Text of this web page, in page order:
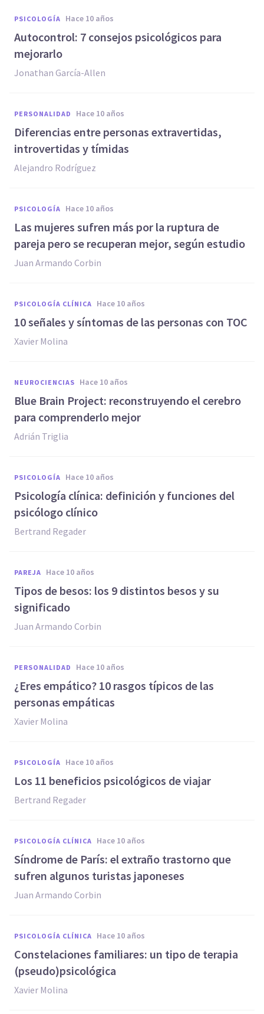
PSICOLOGÍA hace 10 años
​Autocontrol: 7 consejos psicológicos para
mejorarlo
Jonathan García-Allen
PERSONALIDAD hace 10 años
Diferencias entre personas extravertidas,
introvertidas y tímidas
Alejandro Rodríguez
PSICOLOGÍA hace 10 años
Las mujeres sufren más por la ruptura de
pareja pero se recuperan mejor, según estudio
Juan Armando Corbin
PSICOLOGÍA CLÍNICA hace 10 años
10 señales y síntomas de las personas con TOC
Xavier Molina
NEUROCIENCIAS hace 10 años
Blue Brain Project: reconstruyendo el cerebro
para comprenderlo mejor
Adrián Triglia
PSICOLOGÍA hace 10 años
Psicología clínica: definición y funciones del
psicólogo clínico
Bertrand Regader
PAREJA hace 10 años
Tipos de besos: los 9 distintos besos y su
significado
Juan Armando Corbin
PERSONALIDAD hace 10 años
¿Eres empático? 10 rasgos típicos de las
personas empáticas
Xavier Molina
PSICOLOGÍA hace 10 años
Los 11 beneficios psicológicos de viajar
Bertrand Regader
PSICOLOGÍA CLÍNICA hace 10 años
Síndrome de París: el extraño trastorno que
sufren algunos turistas japoneses
Juan Armando Corbin
PSICOLOGÍA CLÍNICA hace 10 años
Constelaciones familiares: un tipo de terapia
(pseudo)psicológica
Xavier Molina